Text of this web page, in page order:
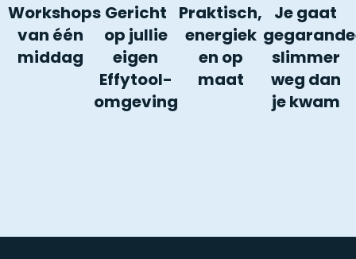
Workshops
van één
middag
Gericht
op jullie
eigen
Effytool-
omgeving
Praktisch,
energiek
en op
maat
Je gaat
slimmer
weg dan
je kwam